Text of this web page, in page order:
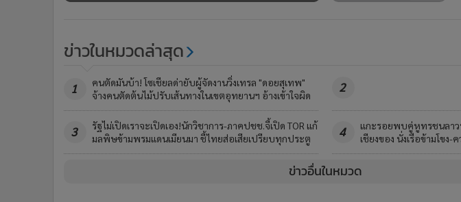
ข่าวในหมวดล่าสุด
1
คนตัดมันบ้า! โซเชียลด่ายับผู้จัดงานวิ่งเทรล "ดอยสุเทพ"
จ้างคนตัดต้นไม้ปรับเส้นทางในเขตอุทยานฯ อ้างเข้าใจผิด
2
3
รัฐไม่เปิดเราจะเปิดเอง!นักวิชาการ-ภาคปชช.จี้เปิด TOR แก้
มลพิษข้ามพรมแดนเมียนมา ชี้ไทยส่อเสียเปรียบทุกประตู
4
แกะรอยพบคู่หูทรชนลาว
เชียงของ นั่งเรือข้ามโข
ข่าวอื่นในหมวด